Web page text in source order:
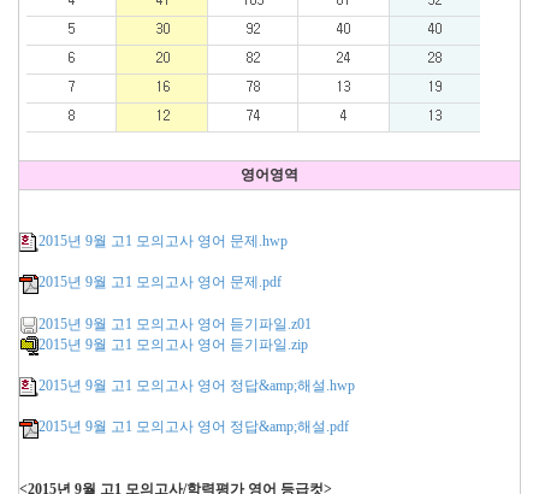
영어영역
2015년 9월 고1 모의고사 영어 문제.hwp
2015년 9월 고1 모의고사 영어 문제.pdf
2015년 9월 고1 모의고사 영어 듣기파일.z01
2015년 9월 고1 모의고사 영어 듣기파일.zip
2015년 9월 고1 모의고사 영어 정답&amp;해설.hwp
2015년 9월 고1 모의고사 영어 정답&amp;해설.pdf
<2015년 9월 고1 모의고사/학력평가 영어 등급컷>